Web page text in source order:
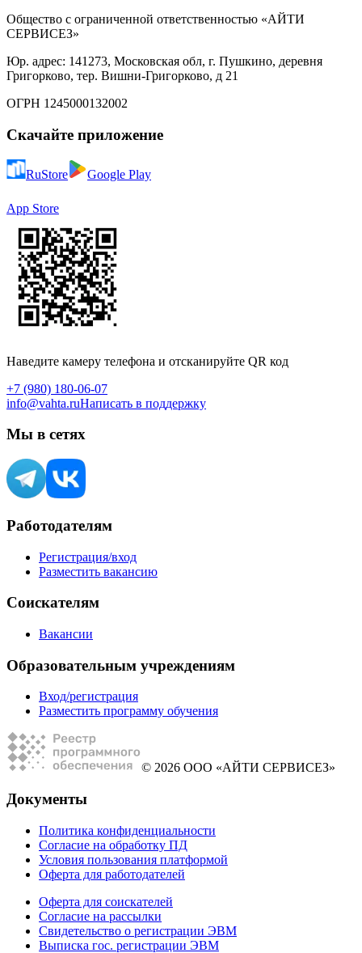
Общество с ограниченной ответственностью «АЙТИ
СЕРВИСЕЗ»
Юр. адрес: 141273, Московская обл, г. Пушкино, деревня
Григорково, тер. Вишни-Григорково, д 21
ОГРН 1245000132002
Скачайте приложение
RuStore Google Play
App Store
Наведите камеру телефона и отсканируйте QR код
+7 (980) 180-06-07
info@vahta.ruНаписать в поддержку
Мы в сетях
Работодателям
Регистрация/вход
Разместить вакансию
Соискателям
Вакансии
Образовательным учреждениям
Вход/регистрация
Разместить программу обучения
© 2026 ООО «АЙТИ СЕРВИСЕЗ»
Документы
Политика конфиденциальности
Согласие на обработку ПД
Условия пользования платформой
Оферта для работодателей
Оферта для соискателей
Согласие на рассылки
Свидетельство о регистрации ЭВМ
Выписка гос. регистрации ЭВМ